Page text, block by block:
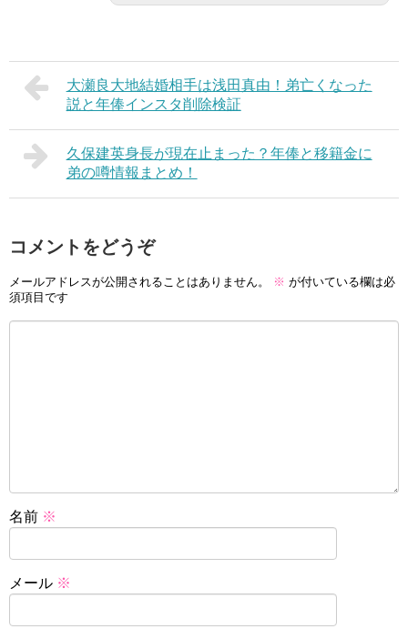
大瀬良大地結婚相手は浅田真由！弟亡くなった
説と年俸インスタ削除検証
久保建英身長が現在止まった？年俸と移籍金に
弟の噂情報まとめ！
コメントをどうぞ
メールアドレスが公開されることはありません。 ※ が付いている欄は必
須項目です
名前 ※
メール ※